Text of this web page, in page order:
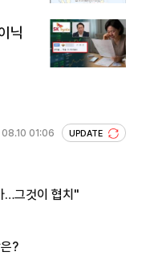
닉
08.10 01:06 UPDATE
…그것이 협치"
?